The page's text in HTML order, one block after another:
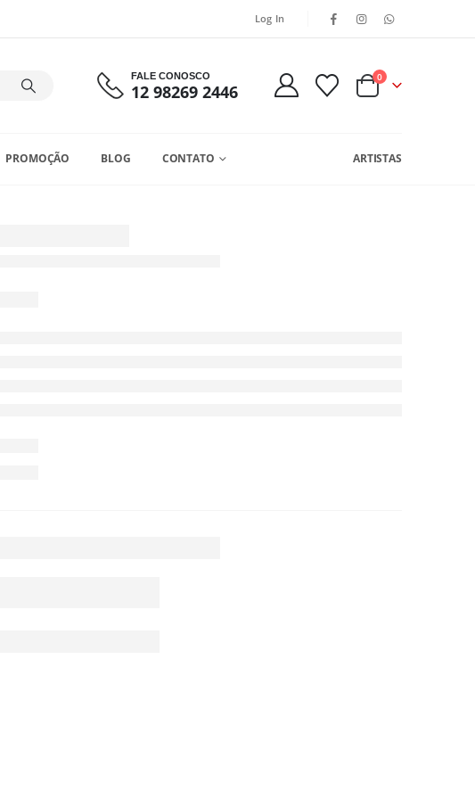
Log In
FALE CONOSCO
12 98269 2446
0
PROMOÇÃO BLOG CONTATO ARTISTAS